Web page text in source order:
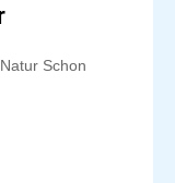
Schon